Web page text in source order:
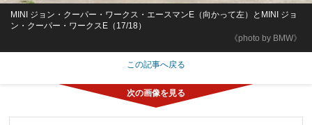
《photo by BMW》
MINI ジョン・クーパー・ワークス・エースマンE（向かって左）とMINI ジョ
ン・クーパー・ワークスE（17/18）
この記事へ戻る